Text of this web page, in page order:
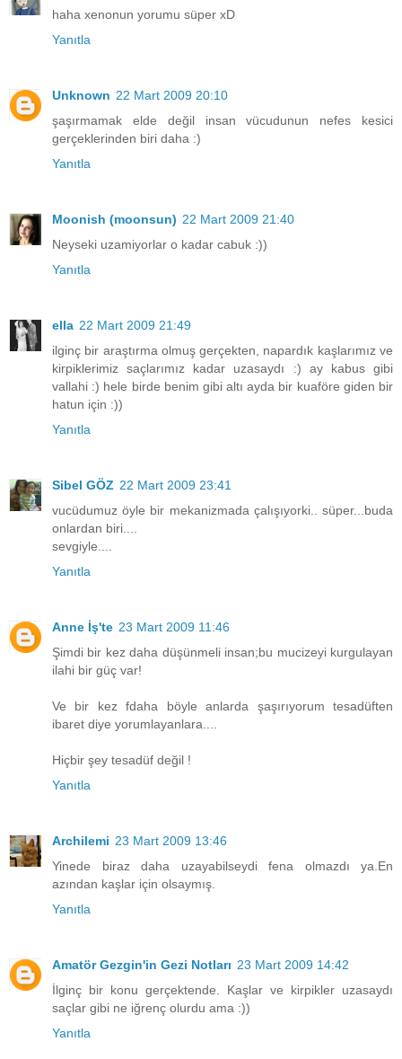
haha xenonun yorumu süper xD
Yanıtla
Unknown 22 Mart 2009 20:10
şaşırmamak elde değil insan vücudunun nefes kesici
gerçeklerinden biri daha :)
Yanıtla
Moonish (moonsun) 22 Mart 2009 21:40
Neyseki uzamiyorlar o kadar cabuk :))
Yanıtla
ella 22 Mart 2009 21:49
ilginç bir araştırma olmuş gerçekten, napardık kaşlarımız ve
kirpiklerimiz saçlarımız kadar uzasaydı :) ay kabus gibi
vallahi :) hele birde benim gibi altı ayda bir kuaföre giden bir
hatun için :))
Yanıtla
Sibel GÖZ 22 Mart 2009 23:41
vucüdumuz öyle bir mekanizmada çalışıyorki.. süper...buda
onlardan biri....
sevgiyle....
Yanıtla
Anne İş'te 23 Mart 2009 11:46
Şimdi bir kez daha düşünmeli insan;bu mucizeyi kurgulayan
ilahi bir güç var!
Ve bir kez fdaha böyle anlarda şaşırıyorum tesadüften
ibaret diye yorumlayanlara....
Hiçbir şey tesadüf değil !
Yanıtla
Archilemi 23 Mart 2009 13:46
Yinede biraz daha uzayabilseydi fena olmazdı ya.En
azından kaşlar için olsaymış.
Yanıtla
Amatör Gezgin'in Gezi Notları 23 Mart 2009 14:42
İlginç bir konu gerçektende. Kaşlar ve kirpikler uzasaydı
saçlar gibi ne iğrenç olurdu ama :))
Yanıtla